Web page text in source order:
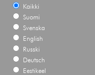
Kaikki
Suomi
Svenska
English
Russki
Deutsch
Eestikeel